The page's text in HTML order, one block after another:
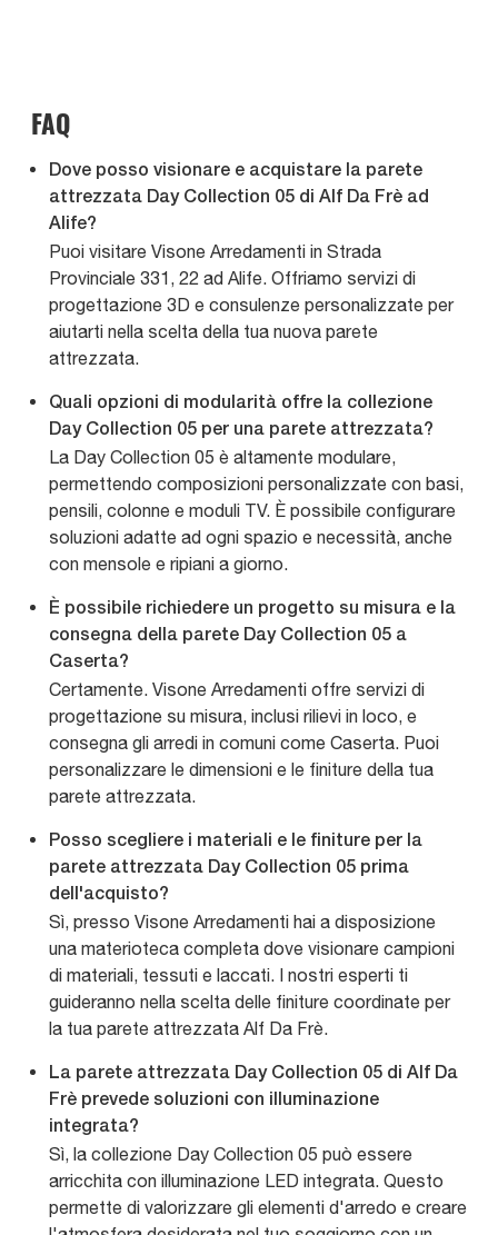
FAQ
Dove posso visionare e acquistare la parete
attrezzata Day Collection 05 di Alf Da Frè ad
Alife?
Puoi visitare Visone Arredamenti in Strada
Provinciale 331, 22 ad Alife. Offriamo servizi di
progettazione 3D e consulenze personalizzate per
aiutarti nella scelta della tua nuova parete
attrezzata.
Quali opzioni di modularità offre la collezione
Day Collection 05 per una parete attrezzata?
La Day Collection 05 è altamente modulare,
permettendo composizioni personalizzate con basi,
pensili, colonne e moduli TV. È possibile configurare
soluzioni adatte ad ogni spazio e necessità, anche
con mensole e ripiani a giorno.
È possibile richiedere un progetto su misura e la
consegna della parete Day Collection 05 a
Caserta?
Certamente. Visone Arredamenti offre servizi di
progettazione su misura, inclusi rilievi in loco, e
consegna gli arredi in comuni come Caserta. Puoi
personalizzare le dimensioni e le finiture della tua
parete attrezzata.
Posso scegliere i materiali e le finiture per la
parete attrezzata Day Collection 05 prima
dell'acquisto?
Sì, presso Visone Arredamenti hai a disposizione
una materioteca completa dove visionare campioni
di materiali, tessuti e laccati. I nostri esperti ti
guideranno nella scelta delle finiture coordinate per
la tua parete attrezzata Alf Da Frè.
La parete attrezzata Day Collection 05 di Alf Da
Frè prevede soluzioni con illuminazione
integrata?
Sì, la collezione Day Collection 05 può essere
arricchita con illuminazione LED integrata. Questo
permette di valorizzare gli elementi d'arredo e creare